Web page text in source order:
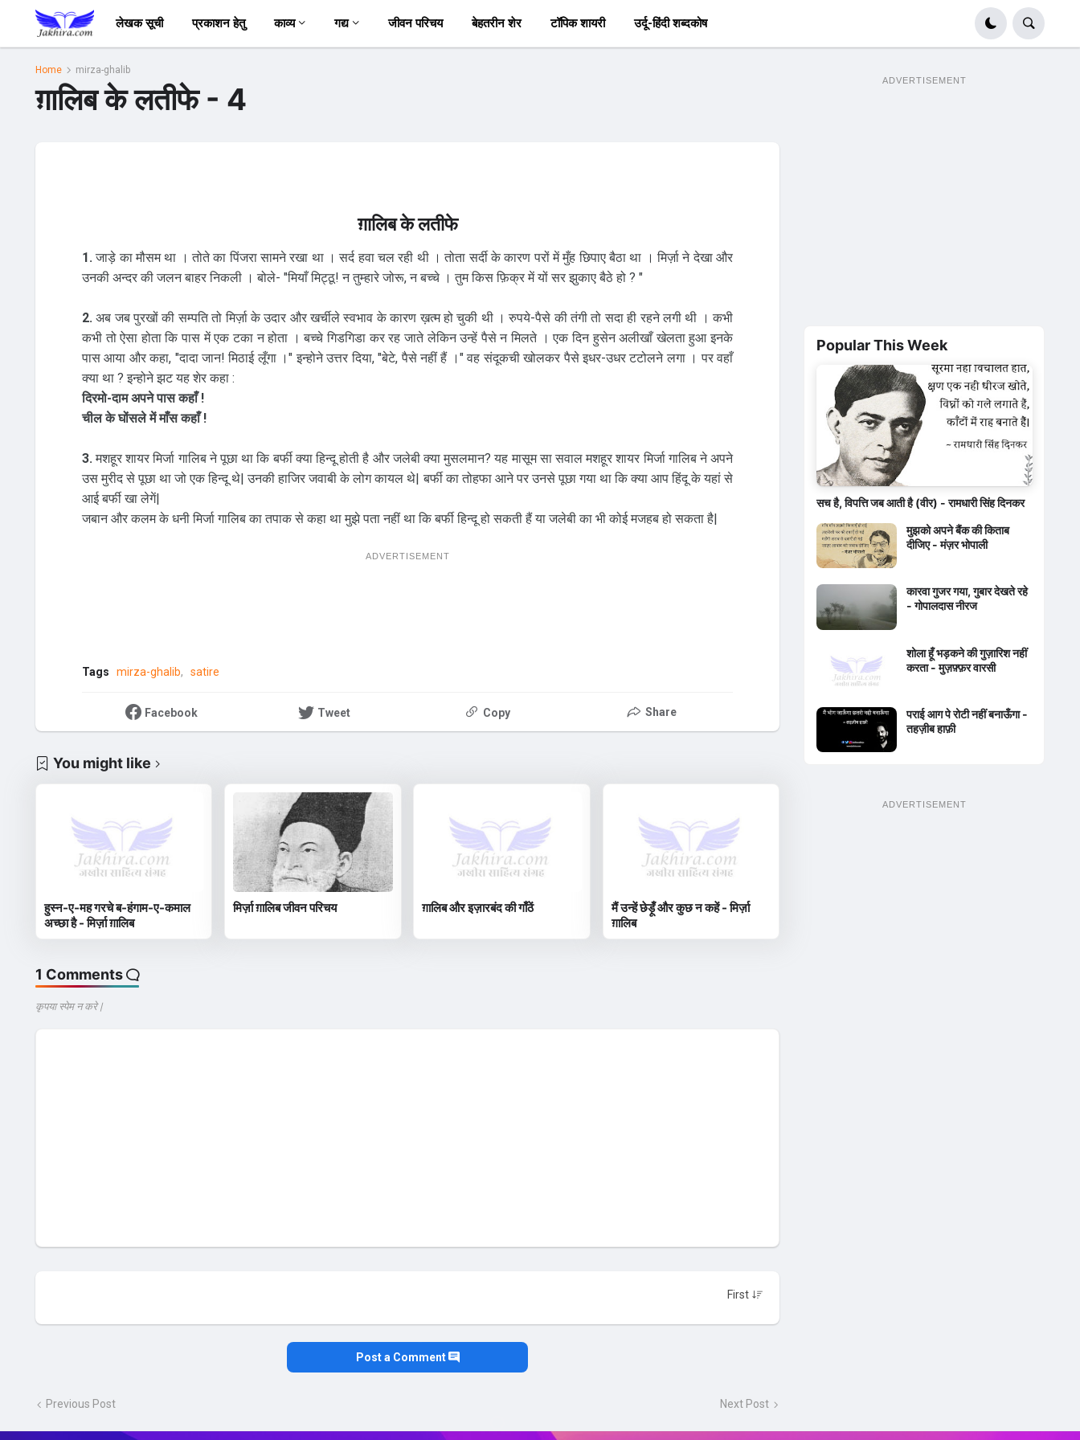
लेखक सूची प्रकाशन हेतु काव्य गद्य जीवन परिचय बेहतरीन शेर टॉपिक शायरी उर्दू-हिंदी शब्दकोष
Home mirza-ghalib
ग़ालिब के लतीफे - 4
ग़ालिब के लतीफे
1. जाड़े का मौसम था । तोते का पिंजरा सामने रखा था । सर्द हवा चल रही थी । तोता सर्दी के कारण परों में मुँह छिपाए बैठा था । मिर्ज़ा ने देखा और
उनकी अन्दर की जलन बाहर निकली । बोले- "मियाँ मिट्ठू! न तुम्हारे जोरू, न बच्चे । तुम किस फ़िक्र में यों सर झुकाए बैठे हो ? "
2. अब जब पुरखों की सम्पति तो मिर्ज़ा के उदार और खर्चीले स्वभाव के कारण ख़त्म हो चुकी थी । रुपये-पैसे की तंगी तो सदा ही रहने लगी थी । कभी
कभी तो ऐसा होता कि पास में एक टका न होता । बच्चे गिडगिडा कर रह जाते लेकिन उन्हें पैसे न मिलते । एक दिन हुसेन अलीखाँ खेलता हुआ इनके
पास आया और कहा, "दादा जान! मिठाई लूँगा ।" इन्होने उत्तर दिया, "बेटे, पैसे नहीं हैं ।" वह संदूकची खोलकर पैसे इधर-उधर टटोलने लगा । पर वहाँ
क्या था ? इन्होने झट यह शेर कहा :
दिरमो-दाम अपने पास कहाँ !
चील के घोंसले में माँस कहाँ !
3. मशहूर शायर मिर्जा गालिब ने पूछा था कि बर्फी क्या हिन्दू होती है और जलेबी क्या मुसलमान? यह मासूम सा सवाल मशहूर शायर मिर्जा गालिब ने अपने
उस मुरीद से पूछा था जो एक हिन्दू थे| उनकी हाजिर जवाबी के लोग कायल थे| बर्फी का तोहफा आने पर उनसे पूछा गया था कि क्या आप हिंदू के यहां से
आई बर्फी खा लेगें|
जबान और कलम के धनी मिर्जा गालिब का तपाक से कहा था मुझे पता नहीं था कि बर्फी हिन्दू हो सकती हैं या जलेबी का भी कोई मजहब हो सकता है|
ADVERTISEMENT
Tags mirza-ghalib satire
Facebook Tweet Copy Share
You might like
हुस्न-ए-मह गरचे ब-हंगाम-ए-कमाल
अच्छा है - मिर्ज़ा ग़ालिब
मिर्ज़ा ग़ालिब जीवन परिचय ग़ालिब और इज़ारबंद की गाँठें
मैं उन्हें छेड़ूँ और कुछ न कहें - मिर्ज़ा
ग़ालिब
1 Comments
कृपया स्पेम न करे |
Post a Comment
Previous Post Next Post
ADVERTISEMENT
Popular This Week
सच है, विपत्ति जब आती है (वीर) - रामधारी सिंह दिनकर
मुझको अपने बैंक की किताब
दीजिए - मंज़र भोपाली
कारवा गुजर गया, गुबार देखते रहे
- गोपालदास नीरज
शोला हूँ भड़कने की गुज़ारिश नहीं
करता - मुज़फ़्फ़र वारसी
पराई आग पे रोटी नहीं बनाऊँगा -
तहज़ीब हाफ़ी
ADVERTISEMENT